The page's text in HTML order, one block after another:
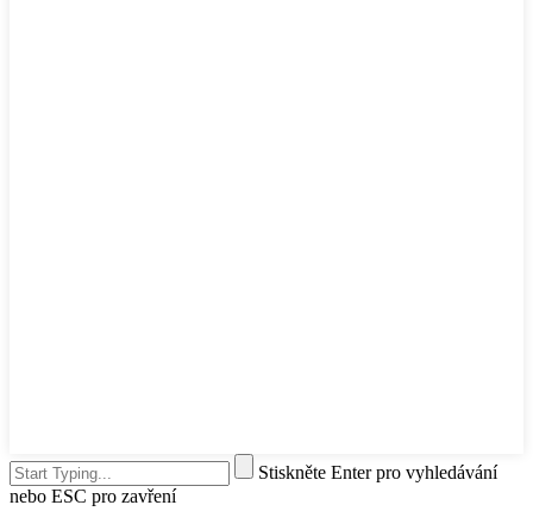
Stiskněte Enter pro vyhledávání
nebo ESC pro zavření